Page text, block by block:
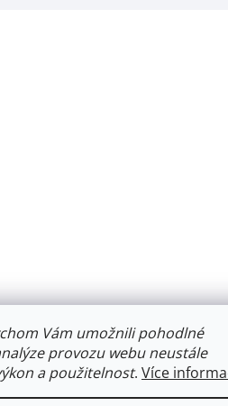
Vám umožnili pohodlné
provozu webu neustále
a použitelnost. Více